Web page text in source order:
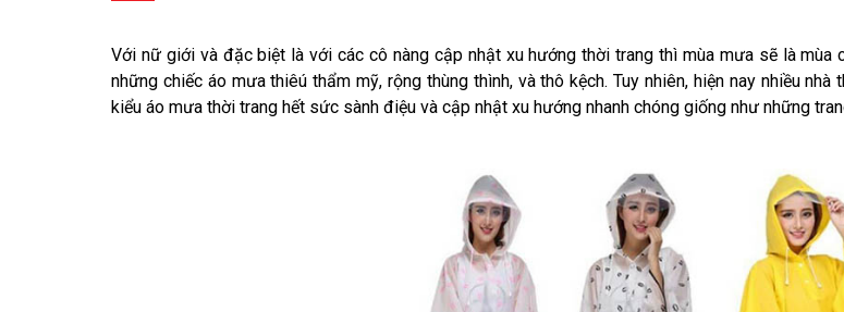
Với nữ giới và đặc biệt là với các cô nàng cập nhật xu hướng thời trang thì mùa mưa sẽ là
những chiếc áo mưa thiêú thẩm mỹ, rộng thùng thình, và thô kệch. Tuy nhiên, hiện nay nhiều
kiểu áo mưa thời trang hết sức sành điệu và cập nhật xu hướng nhanh chóng giống như những